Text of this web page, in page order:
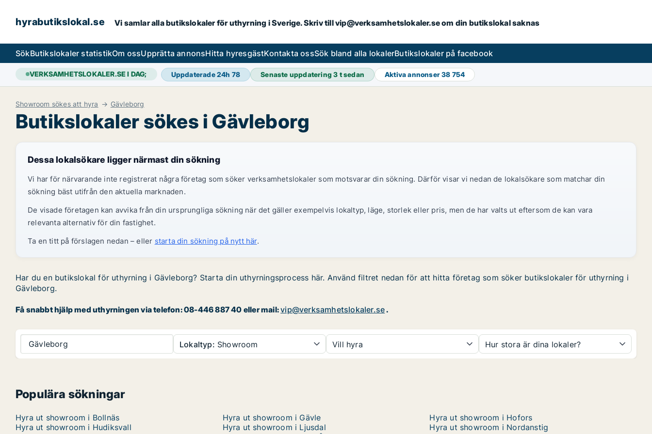
hyrabutikslokal.se Vi samlar alla butikslokaler för uthyrning i Sverige. Skriv till vip@verksamhetslokaler.se om din butikslokal saknas
SökButikslokaler statistikOm ossUpprätta annonsHitta hyresgästKontakta ossSök bland alla lokalerButikslokaler på facebook
VERKSAMHETSLOKALER.SE I DAG; Uppdaterade 24h 78 Senaste uppdatering3 t sedan Aktiva annonser38 754
Showroom sökes att hyra Gävleborg
Butikslokaler sökes i Gävleborg
Dessa lokalsökare ligger närmast din sökning
Vi har för närvarande inte registrerat några företag som söker verksamhetslokaler som motsvarar din sökning. Därför visar vi nedan de lokalsökare som matchar din
sökning bäst utifrån den aktuella marknaden.
De visade företagen kan avvika från din ursprungliga sökning när det gäller exempelvis lokaltyp, läge, storlek eller pris, men de har valts ut eftersom de kan vara
relevanta alternativ för din fastighet.
Ta en titt på förslagen nedan – eller starta din sökning på nytt här.
Har du en butikslokal för uthyrning i Gävleborg? Starta din uthyrningsprocess här. Använd filtret nedan för att hitta företag som söker butikslokaler för uthyrning i
Gävleborg.
Få snabbt hjälp med uthyrningen via telefon: 08-446 887 40 eller mail:vip@verksamhetslokaler.se.
Gävleborg Lokaltyp: Showroom Vill hyra Hur stora är dina lokaler?
Populära sökningar
Hyra ut showroom i Bollnäs Hyra ut showroom i Gävle
Hyra ut showroom i Hofors
Hyra ut showroom i Hudiksvall
Hyra ut showroom i Ljusdal
Hyra ut showroom i Nordanstig